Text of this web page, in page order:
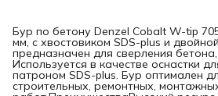
Бур по бетону Denzel Cobalt W-tip
мм, с хвостовиком SDS-plus и
предназначен для сверления
Используется в качестве оснастки
патроном SDS-plus. Бур оптимален
строительных, ремонтных,